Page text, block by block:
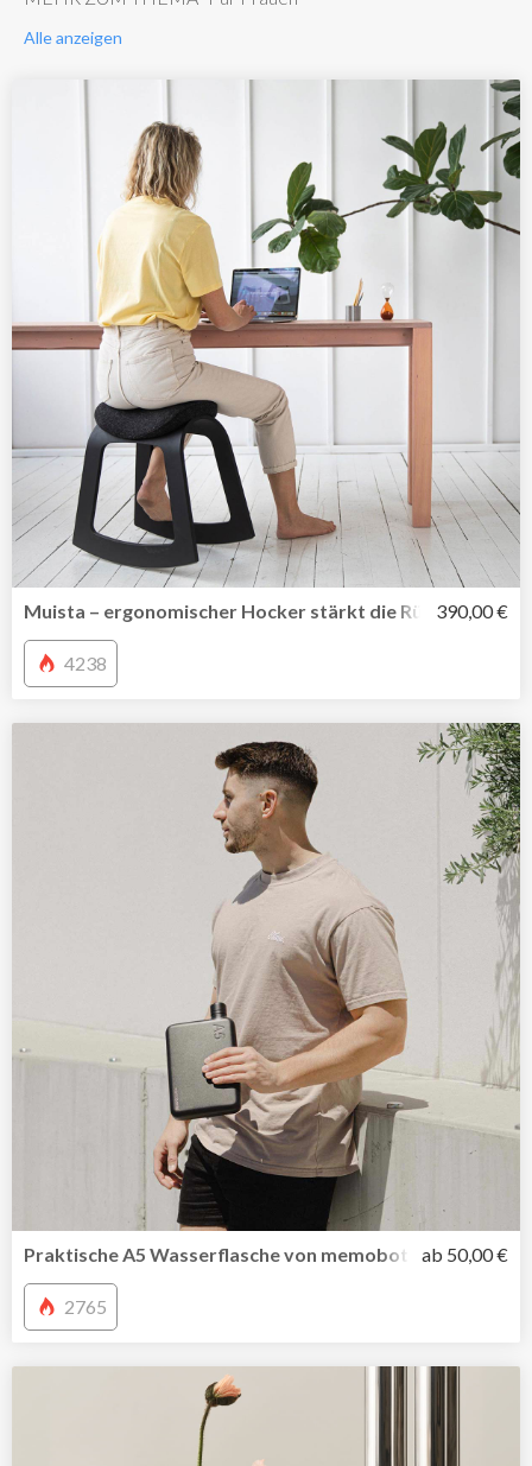
Alle anzeigen
Muista – ergonomischer Hocker stärkt die 390,00 €
4238
Praktische A5 Wasserflasche von memobottle jetzt auch
ab 50,00 €
2765